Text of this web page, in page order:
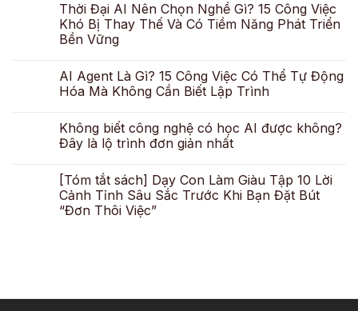
Thời Đại AI Nên Chọn Nghề Gì? 15 Công Việc
Khó Bị Thay Thế Và Có Tiềm Năng Phát Triển
Bền Vững
AI Agent Là Gì? 15 Công Việc Có Thể Tự Động
Hóa Mà Không Cần Biết Lập Trình
Không biết công nghệ có học AI được không?
Đây là lộ trình đơn giản nhất
[Tóm tắt sách] Dạy Con Làm Giàu Tập 10 Lời
Cảnh Tỉnh Sâu Sắc Trước Khi Bạn Đặt Bút
“Đơn Thôi Việc”